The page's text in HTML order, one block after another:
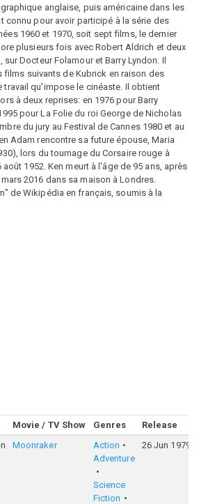
anglaise, puis américaine dans les
connu pour avoir participé à la série des
1960 et 1970, soit sept films, le dernier
plusieurs fois avec Robert Aldrich et deux
Docteur Folamour et Barry Lyndon. Il
films suivants de Kubrick en raison des
qu'impose le cinéaste. Il obtient
à deux reprises: en 1976 pour Barry
pour La Folie du roi George de Nicholas
du jury au Festival de Cannes 1980 et au
Adam rencontre sa future épouse, Maria
lors du tournage du Corsaire rouge à
1952. Ken meurt à l'âge de 95 ans, après
2016 dans sa maison à Londres.
de Wikipédia en français, soumis à la
Movie / TV Show Genres
Release
Moonraker
Action
Adventure
Science
Fiction
26 Jun 1979